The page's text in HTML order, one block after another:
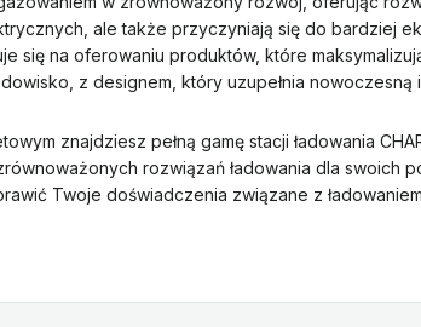
ale także przyczyniają się do bardziej
się na oferowaniu produktów, które
z designem, który uzupełnia
znajdziesz pełną gamę stacji ładowania
rozwiązań ładowania dla swoich
Twoje doświadczenia związane z